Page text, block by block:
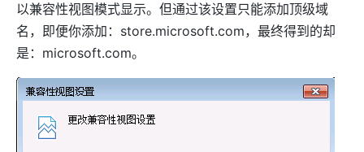
以兼容性视图模式显示。但通过该设置只能添加顶级域
名，即便你添加：store.microsoft.com，最终得到的却
是：microsoft.com。